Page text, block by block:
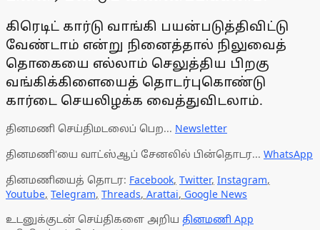
கிரெடிட் கார்டு வாங்கி பயன்படுத்திவிட்டு
வேண்டாம் என்று நினைத்தால் நிலுவைத்
தொகையை எல்லாம் செலுத்திய பிறகு
வங்கிக்கிளையைத் தொடர்புகொண்டு
கார்டை செயலிழக்க வைத்துவிடலாம்.
தினமணி செய்திமடலைப் பெற... Newsletter
தினமணி'யை வாட்ஸ்ஆப் சேனலில் பின்தொடர... WhatsApp
தினமணியைத் தொடர: Facebook, Twitter, Instagram,
Youtube, Telegram, Threads, Arattai, Google News
உடனுக்குடன் செய்திகளை அறிய தினமணி App